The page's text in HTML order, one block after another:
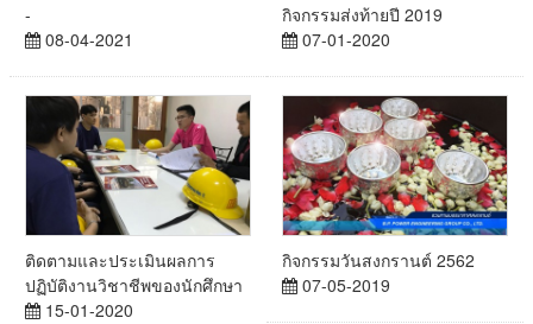
-
08-04-2021
กิจกรรมส่งท้ายปี 2019
07-01-2020
ติดตามและประเมินผลการ
ปฏิบัติงานวิชาชีพของนักศึกษา
15-01-2020
กิจกรรมวันสงกรานต์ 2562
07-05-2019